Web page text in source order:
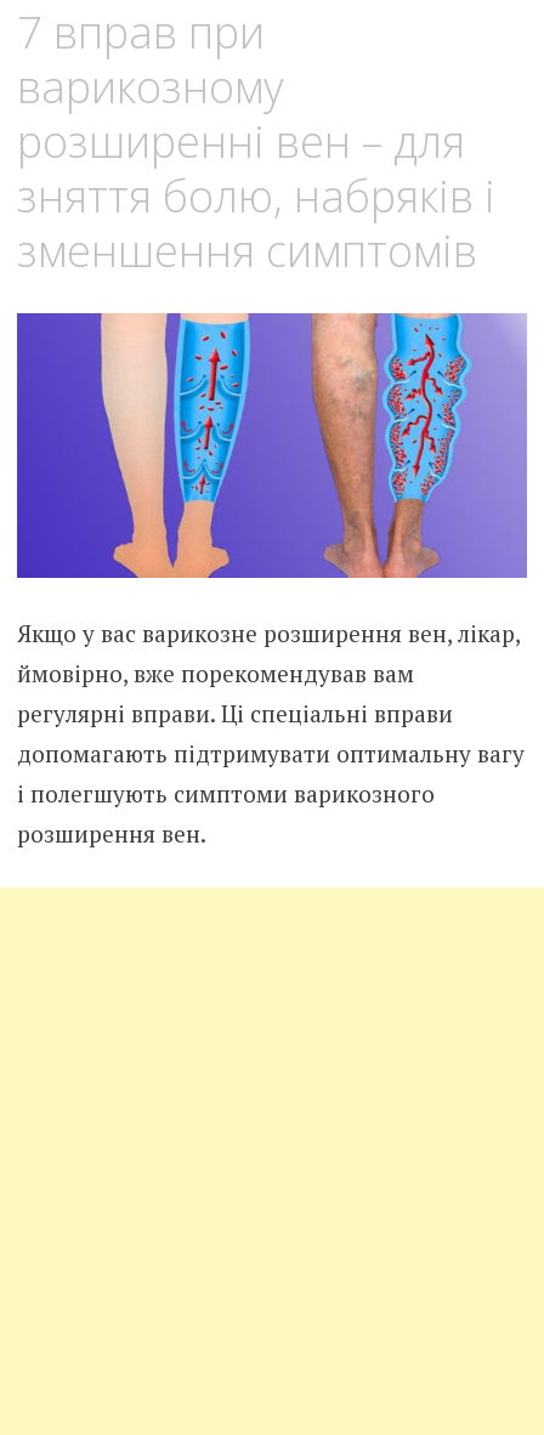
7 вправ при
варикозному
розширенні вен – для
зняття болю, набряків і
зменшення симптомів
Якщо у вас варикозне розширення вен, лікар,
ймовірно, вже порекомендував вам
регулярні вправи. Ці спеціальні вправи
допомагають підтримувати оптимальну вагу
і полегшують симптоми варикозного
розширення вен.